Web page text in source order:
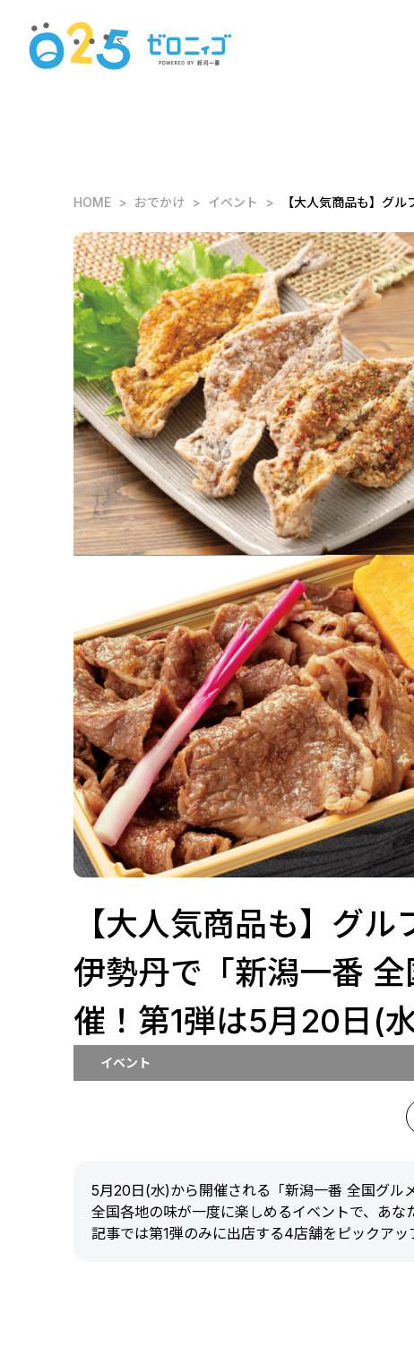
HOME おでかけ イベント 【大人気商品も】グ
【大人気商品も】グ
伊勢丹で「新潟一番
催！第1弾は5月20日(
イベント
5月20日(水)から開催される「新潟一番 全国グル
全国各地の味が一度に楽しめるイベントで、あ
記事では第1弾のみに出店する4店舗をピックアッ